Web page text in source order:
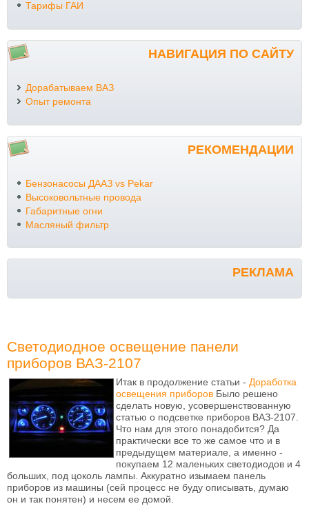
Тарифы ГАИ
НАВИГАЦИЯ ПО САЙТУ
Дорабатываем ВАЗ
Опыт ремонта
РЕКОМЕНДАЦИИ
Бензонасосы ДААЗ vs Pekar
Высоковольтные провода
Габаритные огни
Масляный фильтр
РЕКЛАМА
Светодиодное освещение панели
приборов ВАЗ-2107
Итак в продолжение статьи - Доработка
освещения приборов Было решено
сделать новую, усовершенствованную
статью о подсветке приборов ВАЗ-2107.
Что нам для этого понадобится? Да
практически все то же самое что и в
предыдущем материале, а именно -
покупаем 12 маленьких светодиодов и 4
больших, под цоколь лампы. Аккуратно изымаем панель
приборов из машины (сей процесс не буду описывать, думаю
он и так понятен) и несем ее домой.